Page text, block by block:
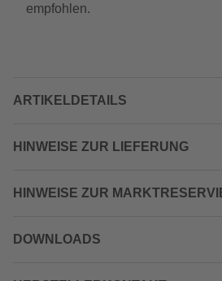
empfohlen.
ARTIKELDETAILS
HINWEISE ZUR LIEFERUNG
HINWEISE ZUR
DOWNLOADS